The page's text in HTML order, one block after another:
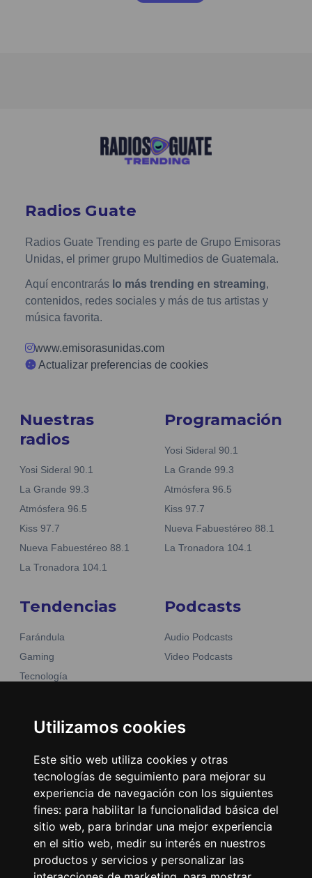
Utilizamos cookies
Este sitio web utiliza cookies y otras
tecnologías de seguimiento para mejorar su
experiencia de navegación con los siguientes
fines: para habilitar la funcionalidad básica del
sitio web, para brindar una mejor experiencia
en el sitio web, medir su interés en nuestros
productos y servicios y personalizar las
Radios Guate
Radios Guate Trending es parte de Grupo Emisoras
Unidas, el primer grupo Multimedios de Guatemala.
Aquí encontrarás lo más trending en streaming,
contenidos, redes sociales y más de tus artistas y
música favorita.
www.emisorasunidas.com
Actualizar preferencias de cookies
Nuestras
radios
Yosi Sideral 90.1
La Grande 99.3
Atmósfera 96.5
Kiss 97.7
Nueva Fabuestéreo 88.1
La Tronadora 104.1
Programación
Yosi Sideral 90.1
La Grande 99.3
Atmósfera 96.5
Kiss 97.7
Nueva Fabuestéreo 88.1
La Tronadora 104.1
Tendencias
Farándula
Gaming
Tecnología
Noticias
Podcasts
Audio Podcasts
Video Podcasts
Emisoras Unidas
Encuéntranos
Contacto
Términos y condiciones
Directorio